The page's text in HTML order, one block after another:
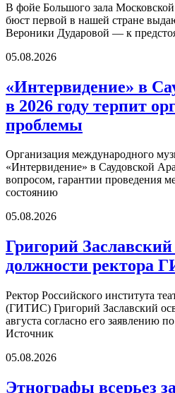
В фойе Большого зала
бюст первой в нашей стране
Вероники Дударовой — к
05.08.2026
«Интервидение» в
в 2026 году терпит
проблемы
Организация международного
«Интервидение» в Саудовской
вопросом, гарантии проведения
состоянию
05.08.2026
Григорий
должности ректора
Ректор Российского института
(ГИТИС) Григорий Заславский
августа согласно его заявлению
Источник
05.08.2026
Этнографы всерьез